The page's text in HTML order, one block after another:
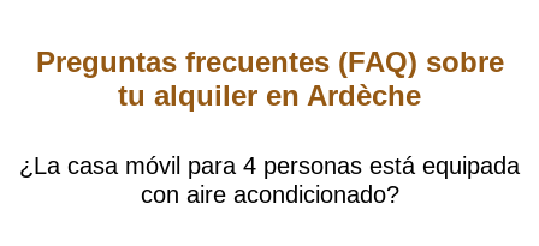
Preguntas frecuentes (FAQ) sobre
tu alquiler en Ardèche
¿La casa móvil para 4 personas está equipada
con aire acondicionado?